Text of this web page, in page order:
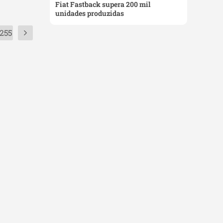
255
Fiat Fastback supera 200 mil
unidades produzidas